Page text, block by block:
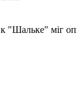
"Шальке" міг